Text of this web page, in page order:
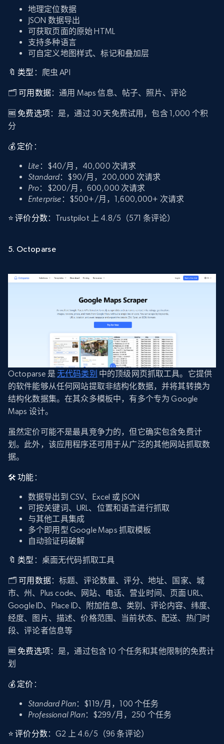
地理定位数据
JSON 数据导出
可获取页面的原始 HTML
支持多种语言
可自定义地图样式、标记和叠加层
🔖 类型 ：爬虫 API
🗂️可用数据：通用 Maps 信息、帖子、照片、评论
🆓 免费选项：是，通过 30 天免费试用，包含 1,000 个积
分
💰 定价 ：
Lite ：$40/月，40,000 次请求
Standard：$90/月，200,000 次请求
Pro：$200/月，600,000 次请求
Enterprise ：$500+/月，1,600,000+ 次请求
⭐ 评价分数：Trustpilot 上 4.8/5（571 条评论）
5. Octoparse
Octoparse 是 无代码类别 中的顶级网页抓取工具。它提供
的软件能够从任何网站提取非结构化数据，并将其转换为
结构化数据集。在其众多模板中，有多个专为 Google
Maps 设计。
虽然定价可能不是最具竞争力的，但它确实包含免费计
划。此外，该应用程序还可用于从广泛的其他网站抓取数
据。
🛠️ 功能 ：
数据导出到 CSV、Excel 或 JSON
可按关键词、URL、位置和语言进行抓取
与其他工具集成
多个即用型 Google Maps 抓取模板
自动验证码破解
🔖 类型 ：桌面无代码抓取工具
🗂️可用数据：标题、评论数量、评分、地址、国家、城
市、州、Plus code、网站、电话、营业时间、页面 URL、
Google ID、Place ID、附加信息、类别、评论内容、纬度、
经度、图片、描述、价格范围、当前状态、配送、热门时
段、评论者信息等
🆓 免费选项：是，通过包含 10 个任务和其他限制的免费计
划
💰 定价 ：
Standard Plan：$119/月，100 个任务
Professional Plan：$299/月，250 个任务
⭐ 评价分数：G2 上 4.6/5（96 条评论）